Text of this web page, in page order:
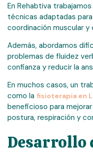
En Rehabtiva
técnicas adaptadas
coordinación muscular y
Además, abordamos
problemas de fluidez
confianza y reducir la
En muchos casos, un
como la fisioterapia en
beneficioso para
postura, respiración y
Desarrollo